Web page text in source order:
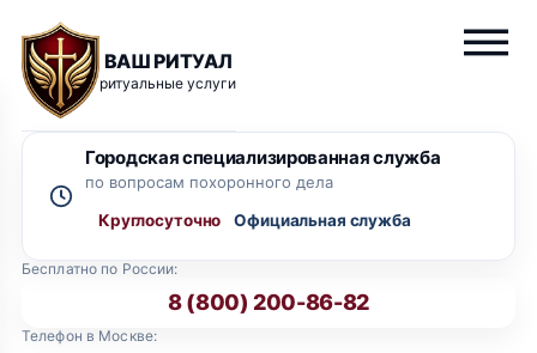
ВАШ РИТУАЛ
ритуальные услуги
Бесплатно по России:
8 (800) 200-86-82
Телефон в Москве:
Городская специализированная служба
по вопросам похоронного дела
Круглосуточно